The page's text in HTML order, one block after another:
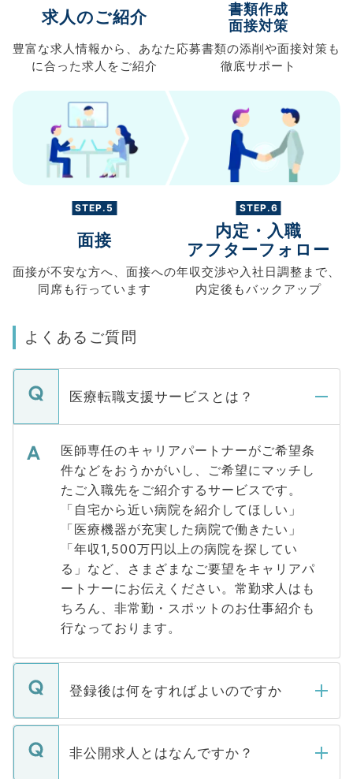
求人のご紹介
豊富な求人情報から、 あなた
に合った求人を ご紹介
書類作成
面接対策
応募書類の添削や面接対策も
徹底サポート
STEP.5
面接
面接が不安な方へ、 面接への
同席も行っています
STEP.6
内定・入職
アフターフォロー
年収交渉や入社日調整まで、
内定後もバックアップ
よくあるご質問
医療転職支援サービスとは？
医師専任のキャリアパートナーがご希望条
件などをおうかがいし、ご希望にマッチし
たご入職先をご紹介するサービスです。
「自宅から近い病院を紹介してほしい」
「医療機器が充実した病院で働きたい」
「年収1,500万円以上の病院を探してい
る」など、さまざまなご要望をキャリアパ
ートナーにお伝えください。常勤求人はも
ちろん、非常勤・スポットのお仕事紹介も
行なっております。
登録後は何をすればよいのですか
ご登録いただきましたら、弊社担当者がご
登録内容を確認し、その後メールもしくは
非公開求人とはなんですか？